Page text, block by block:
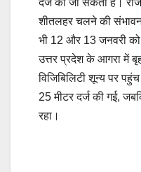
दर्ज की जा सकती है।
शीतलहर चलने की
भी 12 और 13 जनवरी को
उत्तर प्रदेश के आगरा में
विजिबिलिटी शून्य पर
25 मीटर दर्ज की गई,
रहा।